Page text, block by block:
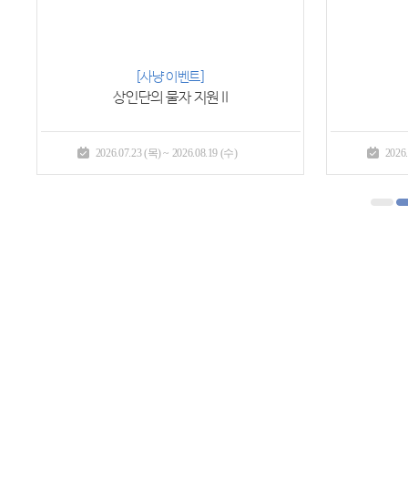
헤이즐의 부탁
2026.07.23 (목) ~ 2026.09.16 (수)